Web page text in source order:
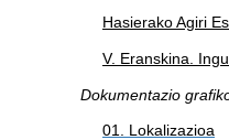
Hasierako Agiri
V. Eranskina.
Dokumentazio
01. Lokalizazioa